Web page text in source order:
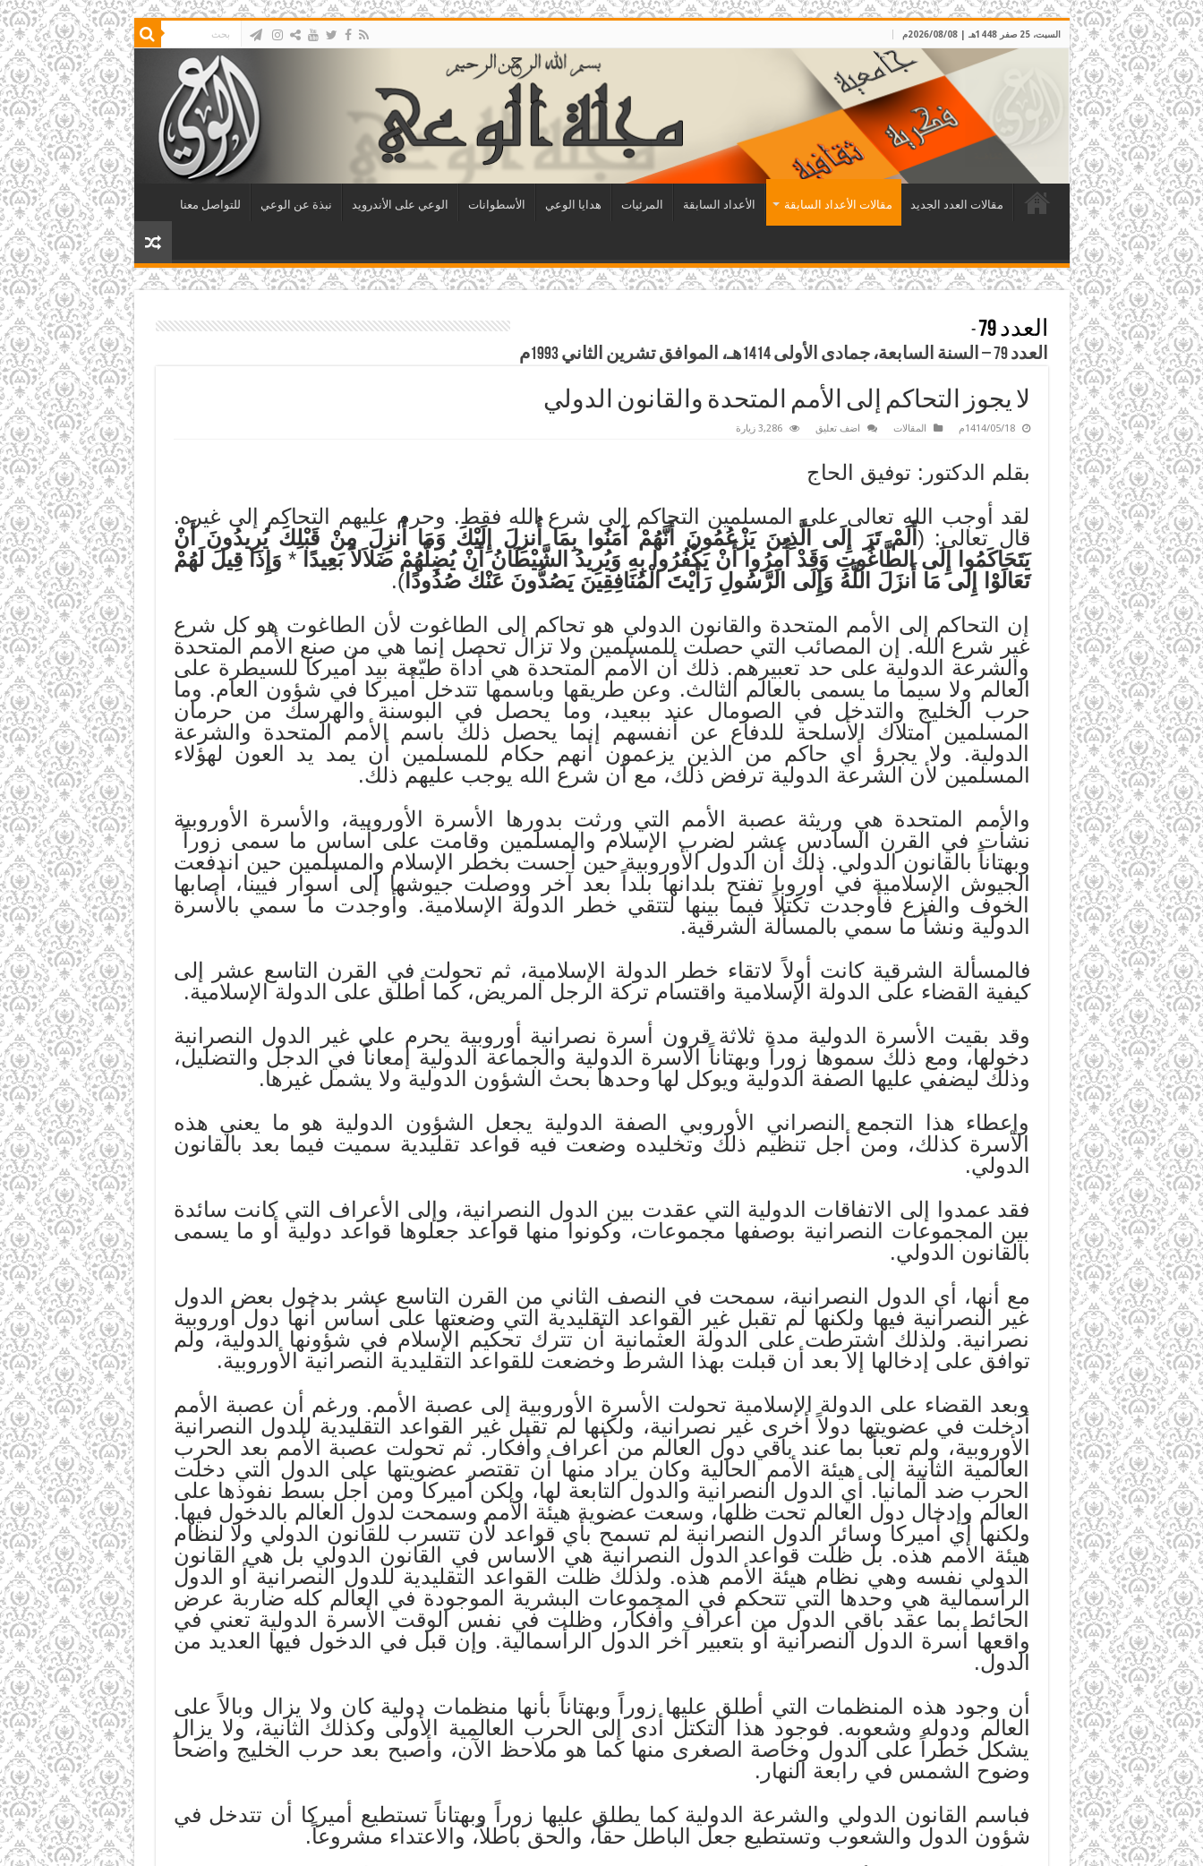
السبت، 25 صفر 1448هـ | 2026/08/08م
مقالات العدد الجديد مقالات الأعداد السابقة الأعداد السابقة المرئيات هدايا الوعي الأسطوانات الوعي على الأندرويد نبذة عن الوعي للتواصل معنا
العدد 79
-
العدد 79 – السنة السابعة، جمادى الأولى 1414هـ، الموافق تشرين الثاني 1993م
لا يجوز التحاكم إلى الأمم المتحدة والقانون الدولي
1414/05/18م المقالات اضف تعليق 3,286 زيارة
بقلم الدكتور: توفيق الحاج
لقد أوجب الله تعالى على المسلمين التحاكم إلى شرع الله فقط. وحرم عليهم التحاكم إلى غيره.
قال تعالى: ( أَلَمْ تَرَ إِلَى الَّذِينَ يَزْعُمُونَ أَنَّهُمْ آمَنُوا بِمَا أُنزِلَ إِلَيْكَ وَمَا أُنزِلَ مِنْ قَبْلِكَ يُرِيدُونَ أَنْ
يَتَحَاكَمُوا إِلَى الطَّاغُوتِ وَقَدْ أُمِرُوا أَنْ يَكْفُرُوا بِهِ وَيُرِيدُ الشَّيْطَانُ أَنْ يُضِلَّهُمْ ضَلاَلاً بَعِيدًا * وَإِذَا قِيلَ لَهُمْ
تَعَالَوْا إِلَى مَا أَنزَلَ اللَّهُ وَإِلَى الرَّسُولِ رَأَيْتَ الْمُنَافِقِينَ يَصُدُّونَ عَنْكَ صُدُودًا).
إن التحاكم إلى الأمم المتحدة والقانون الدولي هو تحاكم إلى الطاغوت لأن الطاغوت هو كل شرع
غير شرع الله. إن المصائب التي حصلت للمسلمين ولا تزال تحصل إنما هي من صنع الأمم المتحدة
والشرعة الدولية على حد تعبيرهم. ذلك أن الأمم المتحدة هي أداة طيّعة بيد أميركا للسيطرة على
العالم ولا سيما ما يسمى بالعالم الثالث. وعن طريقها وباسمها تتدخل أميركا في شؤون العام. وما
حرب الخليج والتدخل في الصومال عند ببعيد، وما يحصل في البوسنة والهرسك من حرمان
المسلمين امتلاك الأسلحة للدفاع عن أنفسهم إنما يحصل ذلك باسم الأمم المتحدة والشرعة
الدولية. ولا يجرؤ أي حاكم من الذين يزعمون أنهم حكام للمسلمين أن يمد يد العون لهؤلاء
المسلمين لأن الشرعة الدولية ترفض ذلك، مع أن شرع الله يوجب عليهم ذلك.
والأمم المتحدة هي وريثة عصبة الأمم التي ورثت بدورها الأسرة الأوروبية، والأسرة الأوروبية
نشأت في القرن السادس عشر لضرب الإسلام والمسلمين وقامت على أساس ما سمى زوراً
وبهتاناً بالقانون الدولي. ذلك أن الدول الأوروبية حين أحست بخطر الإسلام والمسلمين حين اندفعت
الجيوش الإسلامية في أوروبا تفتح بلدانها بلداً بعد آخر ووصلت جيوشها إلى أسوار فيينا، أصابها
الخوف والفزع فأوجدت تكتلاً فيما بينها لتتقي خطر الدولة الإسلامية. وأوجدت ما سمي بالأسرة
الدولية ونشأ ما سمي بالمسألة الشرقية.
فالمسألة الشرقية كانت أولاً لاتقاء خطر الدولة الإسلامية، ثم تحولت في القرن التاسع عشر إلى
كيفية القضاء على الدولة الإسلامية واقتسام تركة الرجل المريض، كما أطلق على الدولة الإسلامية.
وقد بقيت الأسرة الدولية مدة ثلاثة قرون أسرة نصرانية أوروبية يحرم على غير الدول النصرانية
دخولها، ومع ذلك سموها زوراً وبهتاناً الأسرة الدولية والجماعة الدولية إمعاناً في الدجل والتضليل،
وذلك ليضفي عليها الصفة الدولية ويوكل لها وحدها بحث الشؤون الدولية ولا يشمل غيرها.
وإعطاء هذا التجمع النصراني الأوروبي الصفة الدولية يجعل الشؤون الدولية هو ما يعني هذه
الأسرة كذلك، ومن أجل تنظيم ذلك وتخليده وضعت فيه قواعد تقليدية سميت فيما بعد بالقانون
الدولي.
فقد عمدوا إلى الاتفاقات الدولية التي عقدت بين الدول النصرانية، وإلى الأعراف التي كانت سائدة
بين المجموعات النصرانية بوصفها مجموعات، وكونوا منها قواعد جعلوها قواعد دولية أو ما يسمى
بالقانون الدولي.
مع أنها، أي الدول النصرانية، سمحت في النصف الثاني من القرن التاسع عشر بدخول بعض الدول
غير النصرانية فيها ولكنها لم تقبل غير القواعد التقليدية التي وضعتها على أساس أنها دول أوروبية
نصرانية. ولذلك اشترطت على الدولة العثمانية أن تترك تحكيم الإسلام في شؤونها الدولية، ولم
توافق على إدخالها إلا بعد أن قبلت بهذا الشرط وخضعت للقواعد التقليدية النصرانية الأوروبية.
وبعد القضاء على الدولة الإسلامية تحولت الأسرة الأوروبية إلى عصبة الأمم. ورغم أن عصبة الأمم
أدخلت في عضويتها دولاً أخرى غير نصرانية، ولكنها لم تقبل غير القواعد التقليدية للدول النصرانية
الأوروبية، ولم تعبأ بما عند باقي دول العالم من أعراف وأفكار. ثم تحولت عصبة الأمم بعد الحرب
العالمية الثانية إلى هيئة الأمم الحالية وكان يراد منها أن تقتصر عضويتها على الدول التي دخلت
الحرب ضد ألمانيا. أي الدول النصرانية والدول التابعة لها، ولكن أميركا ومن أجل بسط نفوذها على
العالم وإدخال دول العالم تحت ظلها، وسعت عضوية هيئة الأمم وسمحت لدول العالم بالدخول فيها.
ولكنها أي أميركا وسائر الدول النصرانية لم تسمح بأي قواعد لأن تتسرب للقانون الدولي ولا لنظام
هيئة الأمم هذه. بل ظلت قواعد الدول النصرانية هي الأساس في القانون الدولي بل هي القانون
الدولي نفسه وهي نظام هيئة الأمم هذه. ولذلك ظلت القواعد التقليدية للدول النصرانية أو الدول
الرأسمالية هي وحدها التي تتحكم في المجموعات البشرية الموجودة في العالم كله ضاربة عرض
الحائط بما عقد باقي الدول من أعراف وأفكار، وظلت في نفس الوقت الأسرة الدولية تعني في
واقعها أسرة الدول النصرانية أو بتعبير آخر الدول الرأسمالية. وإن قبل في الدخول فيها العديد من
الدول.
أن وجود هذه المنظمات التي أطلق عليها زوراً وبهتاناً بأنها منظمات دولية كان ولا يزال وبالاً على
العالم ودوله وشعوبه. فوجود هذا التكتل أدى إلى الحرب العالمية الأولى وكذلك الثانية، ولا يزال
يشكل خطراً على الدول وخاصة الصغرى منها كما هو ملاحظ الآن، وأصبح بعد حرب الخليج واضحاً
وضوح الشمس في رابعة النهار.
فباسم القانون الدولي والشرعة الدولية كما يطلق عليها زوراً وبهتاناً تستطيع أميركا أن تتدخل في
شؤون الدول والشعوب وتستطيع جعل الباطل حقاً، والحق باطلاً، والاعتداء مشروعاً.